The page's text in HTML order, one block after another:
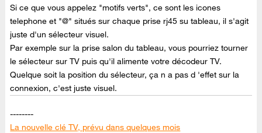
Si ce que vous appelez "motifs verts", ce sont les icones
telephone et "@" situés sur chaque prise rj45 su tableau, il s'agit
juste d'un sélecteur visuel.
Par exemple sur la prise salon du tableau, vous pourriez tourner
le sélecteur sur TV puis qu'il alimente votre décodeur TV.
Quelque soit la position du sélecteur, ça n a pas d 'effet sur la
connexion, c'est juste visuel.
--------
La nouvelle clé TV, prévu dans quelques mois